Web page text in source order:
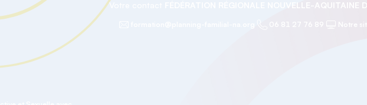
Votre contact FÉDÉRATION RÉGIONALE NOUVELLE-AQUITAINE
Notre